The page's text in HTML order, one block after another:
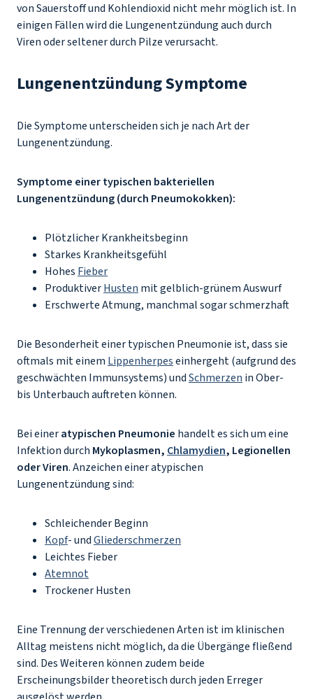
von Sauerstoff und Kohlendioxid nicht mehr möglich ist. In
einigen Fällen wird die Lungenentzündung auch durch
Viren oder seltener durch Pilze verursacht.
Lungenentzündung Symptome
Die Symptome unterscheiden sich je nach Art der
Lungenentzündung.
Symptome einer typischen bakteriellen
Lungenentzündung (durch Pneumokokken):
Plötzlicher Krankheitsbeginn
Starkes Krankheitsgefühl
Hohes Fieber
ProduktiverHusten mit gelblich-grünem Auswurf
Erschwerte Atmung, manchmal sogar schmerzhaft
Die Besonderheit einer typischen Pneumonie ist, dass sie
oftmals mit einem Lippenherpeseinhergeht (aufgrund des
geschwächten Immunsystems) undSchmerzen in Ober-
bis Unterbauch auftreten können.
Bei eineratypischen Pneumonie handelt es sich um eine
Infektion durch Mykoplasmen, Chlamydien, Legionellen
oder Viren. Anzeichen einer atypischen
Lungenentzündung sind:
Schleichender Beginn
Kopf- undGliederschmerzen
Leichtes Fieber
Atemnot
Trockener Husten
Eine Trennung der verschiedenen Arten ist im klinischen
Alltag meistens nicht möglich, da die Übergänge fließend
sind. Des Weiteren können zudem beide
Erscheinungsbilder theoretisch durch jeden Erreger